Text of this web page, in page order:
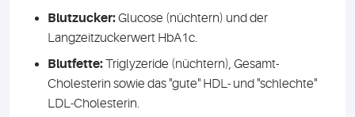
Blutzucker:Glucose (nüchtern) und der
Langzeitzuckerwert HbA1c.
Blutfette:Triglyzeride (nüchtern), Gesamt-
Cholesterin sowie das "gute" HDL- und "schlechte"
LDL-Cholesterin.